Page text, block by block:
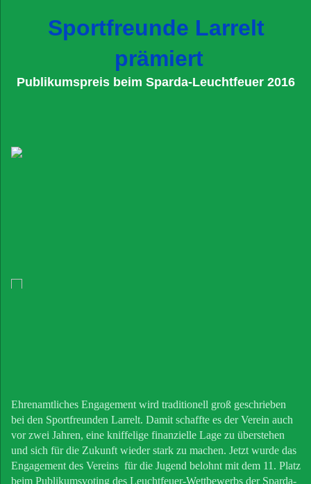
Sportfreunde Larrelt
prämiert
Publikumspreis beim Sparda-Leuchtfeuer 2016
Ehrenamtliches Engagement wird traditionell groß geschrieben
bei den Sportfreunden Larrelt. Damit schaffte es der Verein auch
vor zwei Jahren, eine kniffelige finanzielle Lage zu überstehen
und sich für die Zukunft wieder stark zu machen. Jetzt wurde das
Engagement des Vereins für die Jugend belohnt mit dem 11. Platz
beim Publikumsvoting des Leuchtfeuer-Wettbewerbs der Sparda-